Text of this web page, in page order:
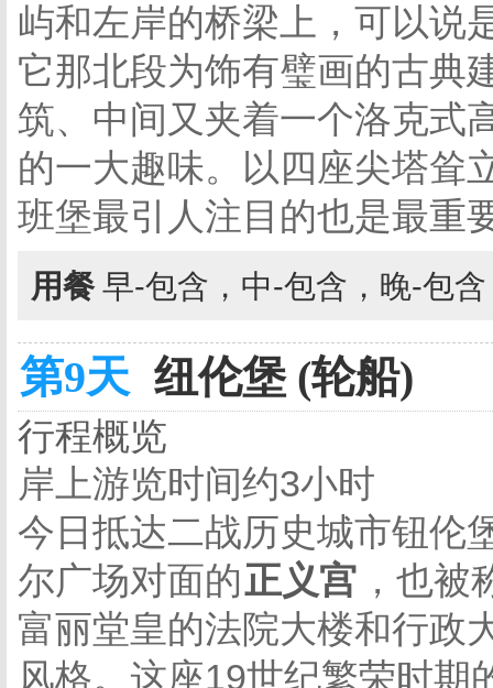
屿和左岸的桥梁上，可以说
它那北段为饰有璧画的古典
筑、中间又夹着一个洛克式
的一大趣味。以四座尖塔耸
班堡最引人注目的也是最重
用餐 早-包含，中-包含，晚-包
第9天 纽伦堡 (轮船)
行程概览
岸上游览时间约3小时
今日抵达二战历史城市钮伦
尔广场对面的正义宫 ，也
富丽堂皇的法院大楼和行政
风格。这座19世纪繁荣时期